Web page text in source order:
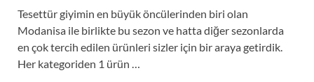
Tesettür giyimin en büyük öncülerinden biri olan
Modanisa ile birlikte bu sezon ve hatta diğer sezonlarda
en çok tercih edilen ürünleri sizler için bir araya getirdik.
Her kategoriden 1 ürün …